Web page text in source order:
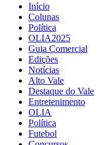
Início
Colunas
Política
OLIA2025
Guia Comercial
Edições
Notícias
Alto Vale
Destaque do Vale
Entretenimento
OLIA
Política
Futebol